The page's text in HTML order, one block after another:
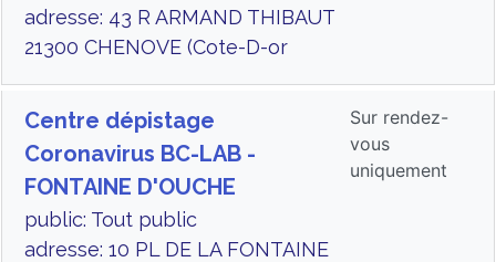
adresse: 43 R ARMAND THIBAUT
21300 CHENOVE (Cote-D-or
Centre dépistage
Coronavirus BC-LAB -
FONTAINE D'OUCHE
public: Tout public
adresse: 10 PL DE LA FONTAINE
Sur rendez-
vous
uniquement